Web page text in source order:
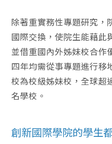
除著重實務性專題研究，
國際交換，使院生能藉此
並借重國內外姊妹校合作
四年均需從事專題進行移
校為校級姊妹校，全球超
名學校。
創新國際學院的學生